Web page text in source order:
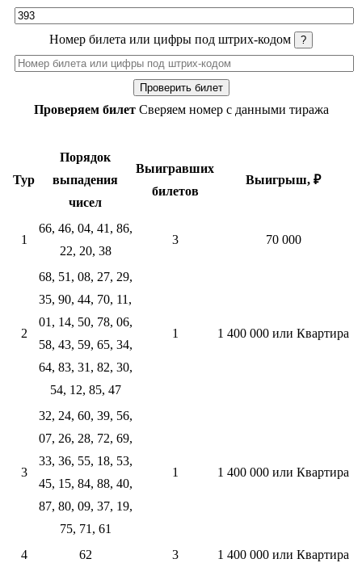
Номер билета или цифры под штрих-кодом ?
Проверить билет
Проверяем билет Сверяем номер с данными тиража
Тур
Порядок
выпадения
чисел
Выигравших
билетов
Выигрыш, ₽
1
66, 46, 04, 41, 86,
22, 20, 38
3 70 000
2
68, 51, 08, 27, 29,
35, 90, 44, 70, 11,
01, 14, 50, 78, 06,
58, 43, 59, 65, 34,
64, 83, 31, 82, 30,
54, 12, 85, 47
1 1 400 000 или Квартира
3
32, 24, 60, 39, 56,
07, 26, 28, 72, 69,
33, 36, 55, 18, 53,
45, 15, 84, 88, 40,
87, 80, 09, 37, 19,
75, 71, 61
1 1 400 000 или Квартира
4 62 3
1 400 000 или Квартира